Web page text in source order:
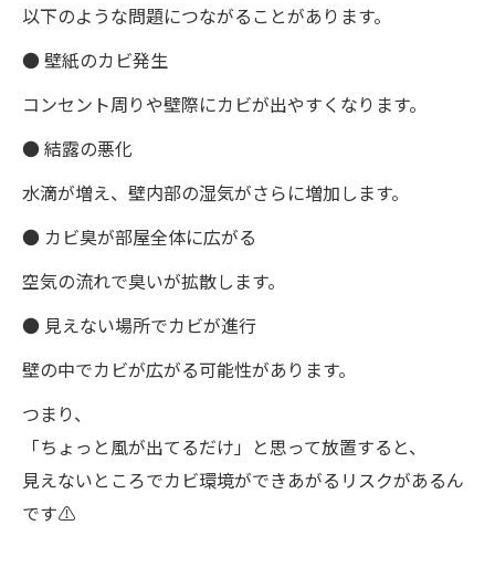
以下のような問題につながることがあります。
● 壁紙のカビ発生
コンセント周りや壁際にカビが出やすくなります。
● 結露の悪化
水滴が増え、壁内部の湿気がさらに増加します。
● カビ臭が部屋全体に広がる
空気の流れで臭いが拡散します。
● 見えない場所でカビが進行
壁の中でカビが広がる可能性があります。
つまり、
「ちょっと風が出てるだけ」と思って放置すると、
見えないところでカビ環境ができあがるリスクがあるん
です⚠️